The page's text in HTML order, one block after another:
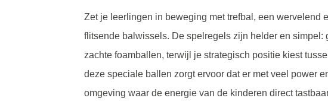
Zet je leerlingen in beweging met trefbal, een wervelend
flitsende balwissels. De spelregels zijn helder en simpel:
foamballen, terwijl je strategisch positie kiest tussen de
speciale ballen zorgt ervoor dat er met veel power en
waar de energie van de kinderen direct tastbaar is.